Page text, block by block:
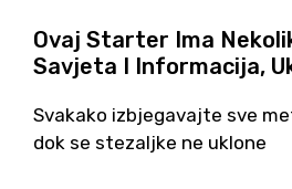
Ovaj Starter Ima
Savjeta I Informacija,
Svakako izbjegavajte sve
dok se stezaljke ne uklone